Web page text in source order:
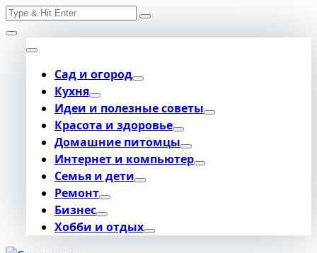
Skip
to
content
Search
Сад и огород
Кухня
Идеи и полезные советы
Красота и здоровье
Домашние питомцы
Интернет и компьютер
Семья и дети
Ремонт
Бизнес
Хобби и отдых